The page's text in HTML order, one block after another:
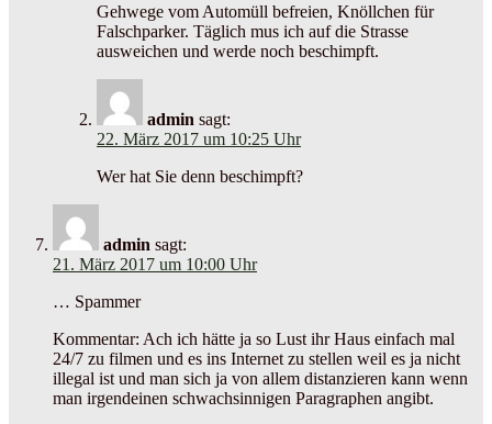
Gehwege vom Automüll befreien, Knöllchen für
Falschparker. Täglich mus ich auf die Strasse
ausweichen und werde noch beschimpft.
admin sagt:
22. März 2017 um 10:25 Uhr
Wer hat Sie denn beschimpft?
admin sagt:
21. März 2017 um 10:00 Uhr
… Spammer
Kommentar: Ach ich hätte ja so Lust ihr Haus einfach mal
24/7 zu filmen und es ins Internet zu stellen weil es ja nicht
illegal ist und man sich ja von allem distanzieren kann wenn
man irgendeinen schwachsinnigen Paragraphen angibt.